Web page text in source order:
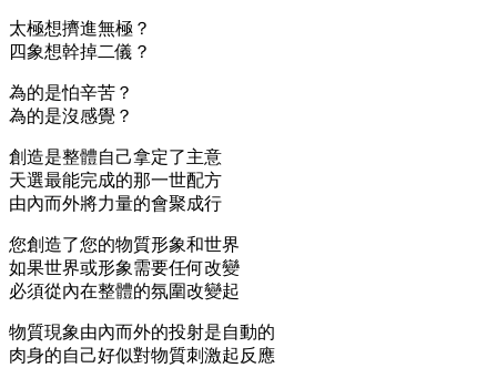
太極想擠進無極？
四象想幹掉二儀？
為的是怕辛苦？
為的是沒感覺？
創造是整體自己拿定了主意
天選最能完成的那一世配方
由內而外將力量的會聚成行
您創造了您的物質形象和世界
如果世界或形象需要任何改變
必須從內在整體的氛圍改變起
物質現象由內而外的投射是自動的
肉身的自己好似對物質刺激起反應